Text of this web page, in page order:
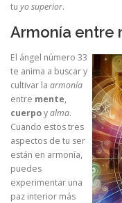
tu yo superior.
Armonía entre
El ángel número 33
te anima a buscar y
cultivar la armonía
entre mente,
cuerpoyalma.
Cuando estos tres
aspectos de tu ser
están en armonía,
puedes
experimentar una
paz interior más